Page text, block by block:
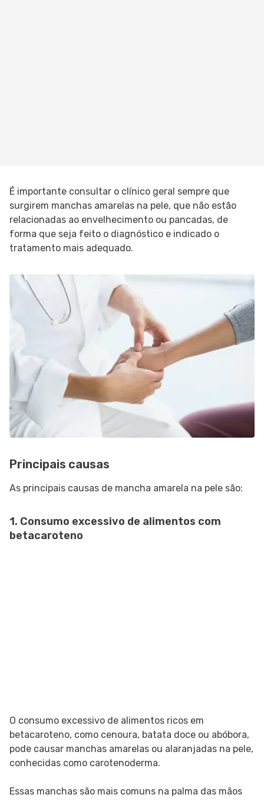
É importante consultar o clínico geral sempre que
surgirem manchas amarelas na pele, que não estão
relacionadas ao envelhecimento ou pancadas, de
forma que seja feito o diagnóstico e indicado o
tratamento mais adequado.
Principais causas
As principais causas de mancha amarela na pele são:
1. Consumo excessivo de alimentos com
betacaroteno
O consumo excessivo de alimentos ricos em
betacaroteno, como cenoura, batata doce ou abóbora,
pode causar manchas amarelas ou alaranjadas na pele,
conhecidas como carotenoderma.
Essas manchas são mais comuns na palma das mãos